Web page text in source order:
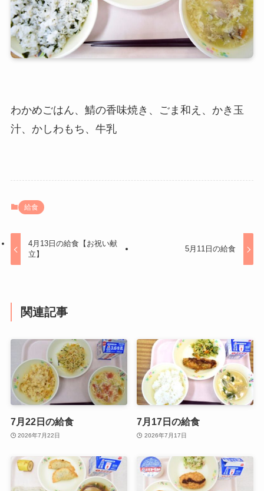
わかめごはん、鯖の香味焼き、ごま和え、かき玉
汁、かしわもち、牛乳
給食
4月13日の給食【お祝い献
立】
5月11日の給食
関連記事
7月22日の給食
2026年7月22日
7月17日の給食
2026年7月17日